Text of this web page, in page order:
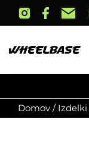
content
Domov / Izdelki